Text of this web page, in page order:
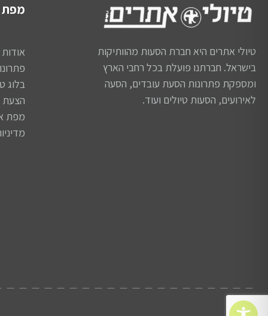
טיולי אתרים היא חברת הסעות מהוותיקות
בישראל. חברתנו פועלת בכל רחבי הארץ
ומספקת פתרונות הסעת עובדים, הסעה
לאירועים, הסעות טיולים ועוד.
אודות
בלוג
הצעת
מפת